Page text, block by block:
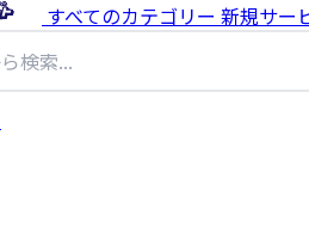
すべてのカテゴリー 新規サー